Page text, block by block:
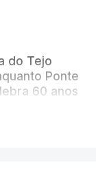
do Tejo
Ponte
60 anos